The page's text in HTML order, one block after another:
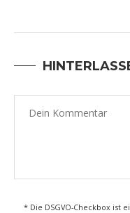
* Die DSGVO-Checkbox ist